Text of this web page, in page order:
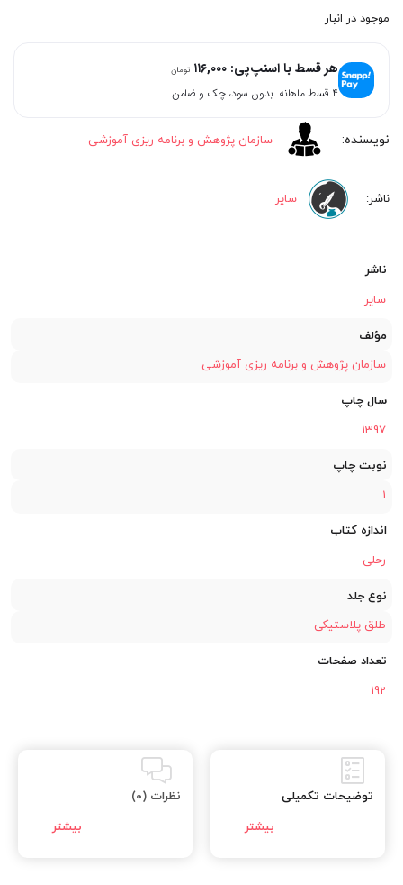
موجود در انبار
هر قسط با اسنپ‌پی: ۱۱۶,۰۰۰ تومان
۴ قسط ماهانه. بدون سود، چک و ضامن.
سازمان پژوهش و برنامه ریزی آموزشی
سایر
ناشر
سایر
مؤلف
سازمان پژوهش و برنامه ریزی آموزشی
سال چاپ
1397
نوبت چاپ
1
اندازه کتاب
رحلی
نوع جلد
طلق پلاستیکی
تعداد صفحات
192
توضیحات تکمیلی نظرات (0)